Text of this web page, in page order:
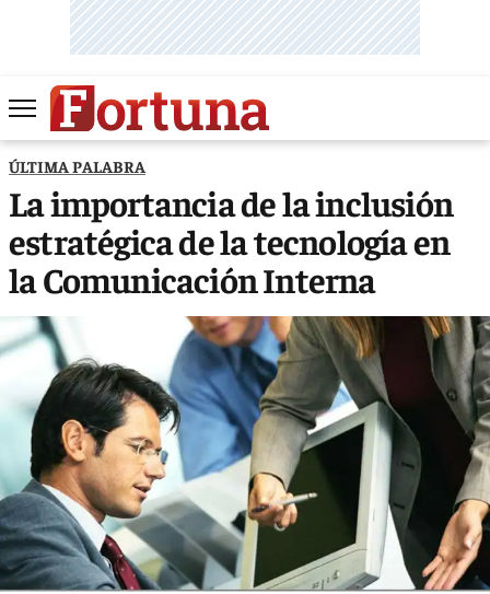
ÚLTIMA PALABRA
La importancia de la inclusión
estratégica de la tecnología en
la Comunicación Interna